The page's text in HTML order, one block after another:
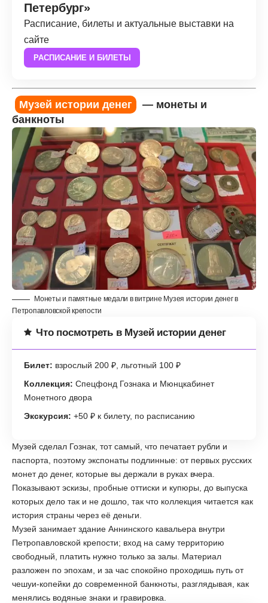
Петербург»
Расписание, билеты и актуальные выставки на
сайте
РАСПИСАНИЕ И БИЛЕТЫ
Музей истории денег
— монеты и
банкноты
Монеты и памятные медали в витрине Музея истории денег в
Петропавловской крепости
Что посмотреть в Музей истории денег
Билет: взрослый 200 ₽, льготный 100 ₽
Коллекция: Спецфонд Гознака и Мюнцкабинет
Монетного двора
Экскурсия: +50 ₽ к билету, по расписанию
Музей сделал Гознак, тот самый, что печатает рубли и
паспорта, поэтому экспонаты подлинные: от первых русских
монет до денег, которые вы держали в руках вчера.
Показывают эскизы, пробные оттиски и купюры, до выпуска
которых дело так и не дошло, так что коллекция читается как
история страны через её деньги.
Музей занимает здание Аннинского кавальера внутри
Петропавловской крепости; вход на саму территорию
свободный, платить нужно только за залы. Материал
разложен по эпохам, и за час спокойно проходишь путь от
чешуи-копейки до современной банкноты, разглядывая, как
менялись водяные знаки и гравировка.